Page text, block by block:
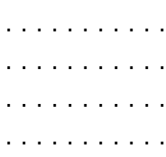
. . . . . . . . .
. . . . . . . . .
. . . . . . . . .
. . . . . . . . .